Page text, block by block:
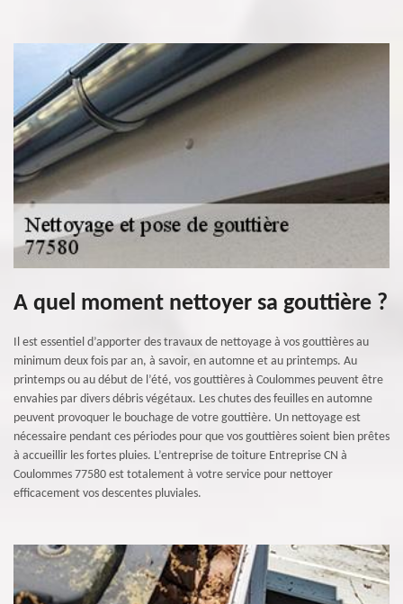
A quel moment nettoyer sa gouttière ?
Il est essentiel d’apporter des travaux de nettoyage à vos gouttières au
minimum deux fois par an, à savoir, en automne et au printemps. Au
printemps ou au début de l’été, vos gouttières à Coulommes peuvent être
envahies par divers débris végétaux. Les chutes des feuilles en automne
peuvent provoquer le bouchage de votre gouttière. Un nettoyage est
nécessaire pendant ces périodes pour que vos gouttières soient bien prêtes
à accueillir les fortes pluies. L’entreprise de toiture Entreprise CN à
Coulommes 77580 est totalement à votre service pour nettoyer
efficacement vos descentes pluviales.